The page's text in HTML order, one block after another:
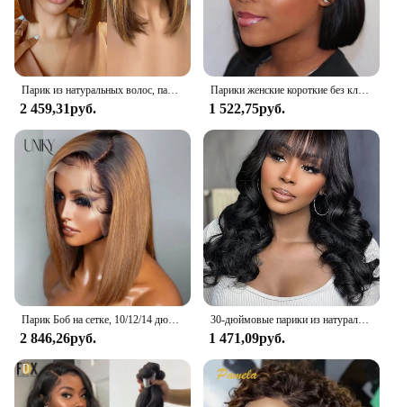
Парик из натуральных волос, парик из коротких прямых волос
2 459,31руб.
Парики женские короткие без клея, 13 х4 дюймов, 180%
1 522,75руб.
Парик Боб на сетке, 10/12/14 дюймов, 100% натуральных волос, 150% Плотность
2 846,26руб.
30-дюймовые парики из натуральных волос с объемной волной и челкой, короткий парик боб, плотность 180%, бразильская бахрома, Remy, полный машинный парик для женщин
1 471,09руб.